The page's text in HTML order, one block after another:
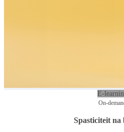
E-
On-
Spasticiteit na